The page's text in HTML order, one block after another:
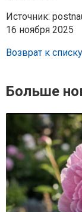
Источник:
16 ноября 2025
Возврат к списку
Больше